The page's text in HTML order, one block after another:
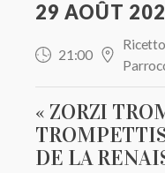
29 AOÛT
21:00
« ZORZI
DE LA